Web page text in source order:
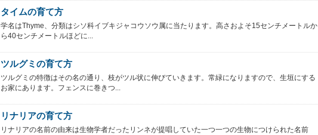
タイムの育て方
学名はThyme、分類はシソ科イブキジャコウソウ属に当たります。高さおよそ15センチメートルか
ら40センチメートルほどに...
ツルグミの育て方
ツルグミの特徴はその名の通り、枝がツル状に伸びていきます。常緑になりますので、生垣にする
お家にあります。フェンスに巻きつ...
リナリアの育て方
リナリアの名前の由来は生物学者だったリンネが提唱していた一つ一つの生物につけられた名前